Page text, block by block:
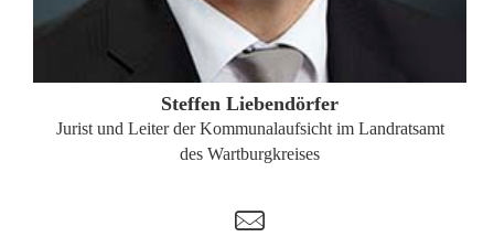
ZUM PROFIL
Steffen Liebendörfer
Jurist und Leiter der Kommunalaufsicht im Landratsamt
des Wartburgkreises
t